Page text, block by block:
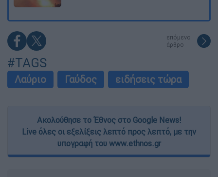
επόμενο
άρθρο
#TAGS
Λαύριο Γαύδος ειδήσεις τώρα
Ακολούθησε το Έθνος στο Google News!
Live όλες οι εξελίξεις λεπτό προς λεπτό, με την
υπογραφή του www.ethnos.gr